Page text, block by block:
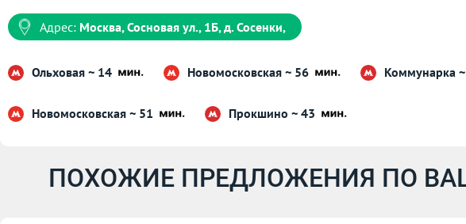
Адрес: Москва, Сосновая ул., 1Б, д. Сосенки,
Ольховая ~ 14 Новомосковская ~ 56 Коммунарка
Новомосковская ~ 51 Прокшино ~ 43
ПОХОЖИЕ ПРЕДЛОЖЕНИЯ ПО